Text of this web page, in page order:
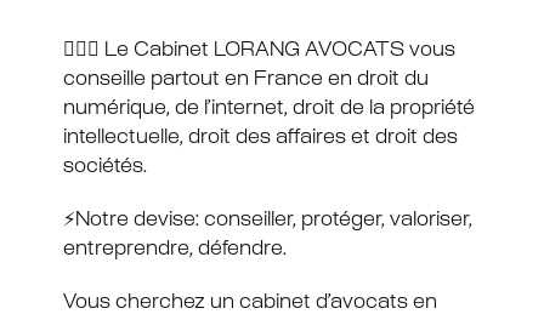
🧑🏻‍⚖️ Le Cabinet LORANG AVOCATS vous
conseille partout en France en droit du
numérique, de l’internet, droit de la propriété
intellectuelle, droit des affaires et droit des
sociétés.
⚡️Notre devise: conseiller, protéger, valoriser,
entreprendre, défendre.
Vous cherchez un cabinet d’avocats en